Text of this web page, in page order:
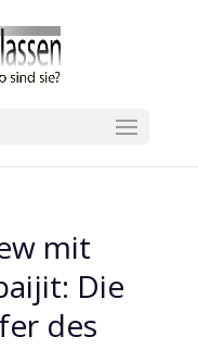
mit
Die
des